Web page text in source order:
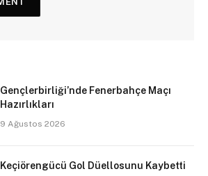
Gençlerbirliği’nde Fenerbahçe Maçı
Hazırlıkları
9 Ağustos 2026
Keçiörengücü Gol Düellosunu Kaybetti